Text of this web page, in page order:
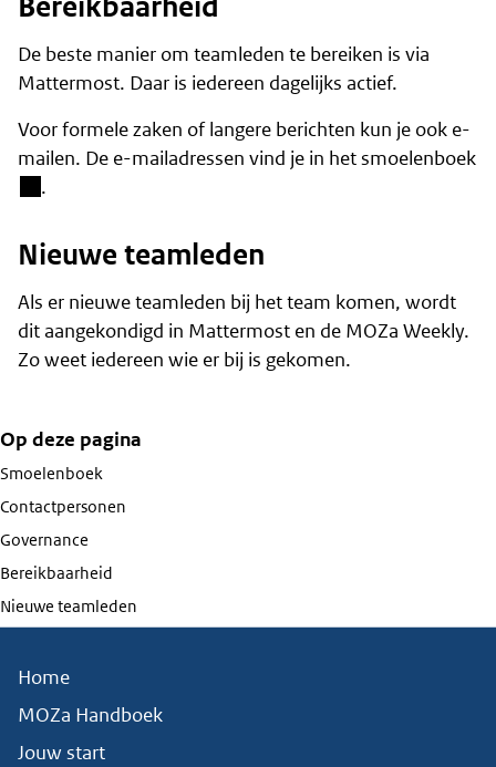
Bereikbaarheid
De beste manier om teamleden te bereiken is via
Mattermost. Daar is iedereen dagelijks actief.
Voor formele zaken of langere berichten kun je ook e-
mailen. De e-mailadressen vind je in hetsmoelenboek
.
Nieuwe teamleden
Als er nieuwe teamleden bij het team komen, wordt
dit aangekondigd in Mattermost en de MOZa Weekly.
Zo weet iedereen wie er bij is gekomen.
Op deze pagina
Smoelenboek
Contactpersonen
Governance
Bereikbaarheid
Nieuwe teamleden
Home
MOZa Handboek
Jouw start